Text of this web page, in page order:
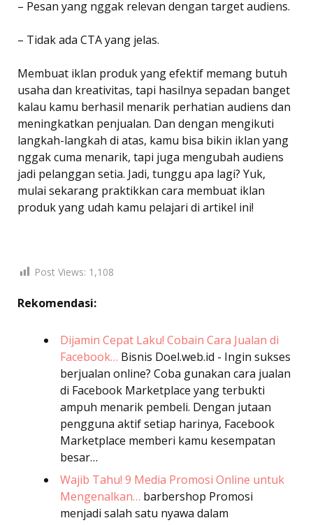
– Pesan yang nggak relevan dengan target audiens.
– Tidak ada CTA yang jelas.
Membuat iklan produk yang efektif memang butuh
usaha dan kreativitas, tapi hasilnya sepadan banget
kalau kamu berhasil menarik perhatian audiens dan
meningkatkan penjualan. Dan dengan mengikuti
langkah-langkah di atas, kamu bisa bikin iklan yang
nggak cuma menarik, tapi juga mengubah audiens
jadi pelanggan setia. Jadi, tunggu apa lagi? Yuk,
mulai sekarang praktikkan cara membuat iklan
produk yang udah kamu pelajari di artikel ini!
Post Views: 1,108
Rekomendasi:
Dijamin Cepat Laku! Cobain Cara Jualan di
Facebook… Bisnis Doel.web.id - Ingin sukses
berjualan online? Coba gunakan cara jualan
di Facebook Marketplace yang terbukti
ampuh menarik pembeli. Dengan jutaan
pengguna aktif setiap harinya, Facebook
Marketplace memberi kamu kesempatan
besar…
Wajib Tahu! 9 Media Promosi Online untuk
Mengenalkan… barbershop Promosi
menjadi salah satu nyawa dalam